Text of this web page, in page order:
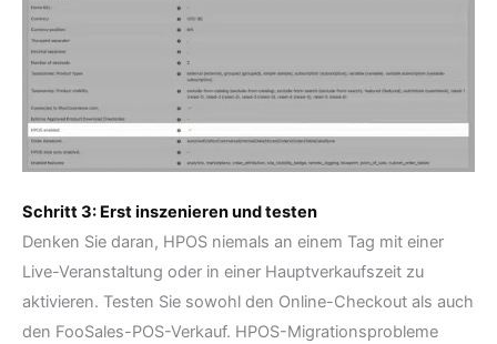
Schritt 3: Erst inszenieren und testen
Denken Sie daran, HPOS niemals an einem Tag mit einer
Live-Veranstaltung oder in einer Hauptverkaufszeit zu
aktivieren. Testen Sie sowohl den Online-Checkout als auch
den FooSales-POS-Verkauf. HPOS-Migrationsprobleme